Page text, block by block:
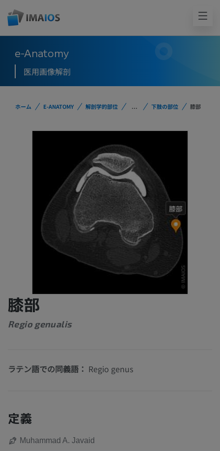
e-Anatomy
医用画像解剖
ホーム E-ANATOMY 解剖学的部位 ... 下肢の部位 膝部
膝部
Regio genualis
ラテン語での同義語： Regio genus
定義
Muhammad A. Javaid